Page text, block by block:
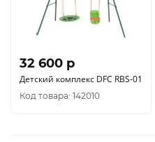
32 600 p
Детский комплекс DFC RBS-01
Код товара: 142010